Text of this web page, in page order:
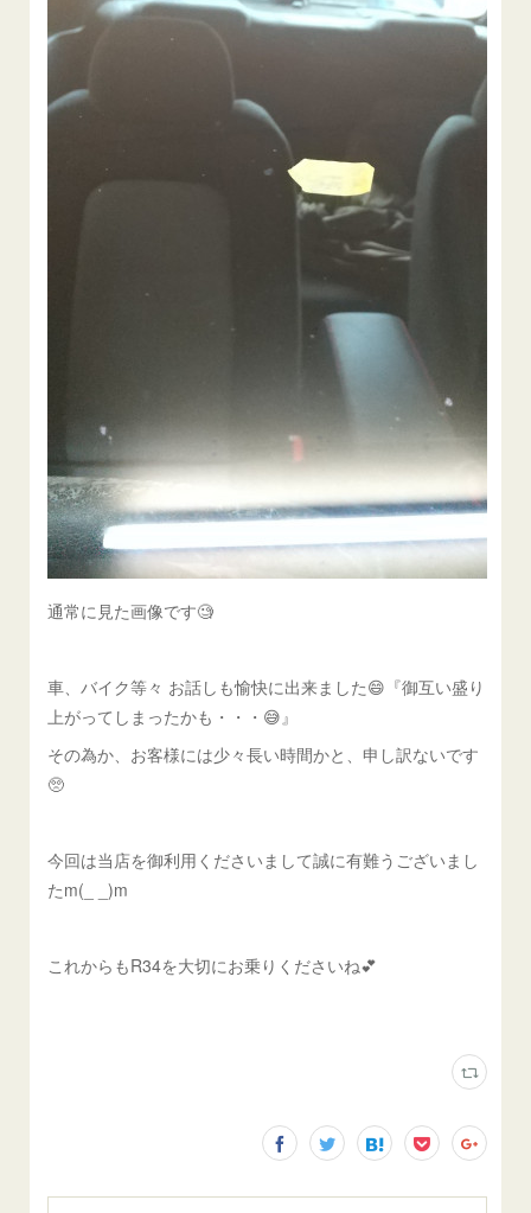
通常に見た画像です🧐
車、バイク等々 お話しも愉快に出来ました😄『御互い盛り
上がってしまったかも・・・😅』
その為か、お客様には少々長い時間かと、申し訳ないです
🥺
今回は当店を御利用くださいまして誠に有難うございまし
たm(_ _)m
これからもR34を大切にお乗りくださいね💕